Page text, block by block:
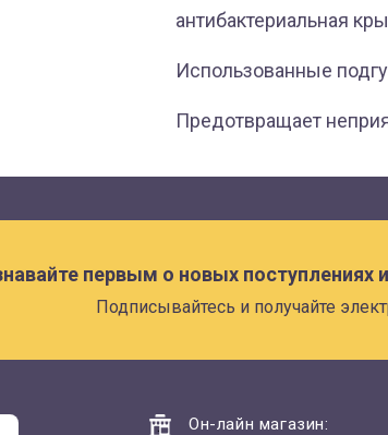
антибактериальная
Использованные
Предотвращает
первым о новых поступлениях
Подписывайтесь и получайте
Он-лайн магазин: